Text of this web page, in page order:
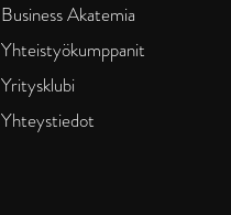
Business Akatemia
Yhteistyökumppanit
Yritysklubi
Yhteystiedot